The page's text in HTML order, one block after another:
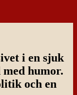
i en sjuk
humor.
och en